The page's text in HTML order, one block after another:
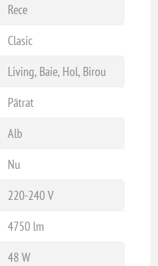
Rece
Clasic
Living, Baie, Hol, Birou
Pătrat
Alb
Nu
220-240 V
4750 lm
48 W